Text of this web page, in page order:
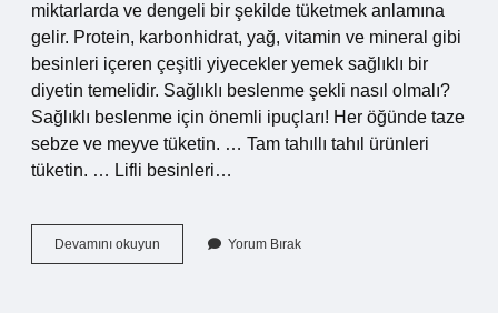
miktarlarda ve dengeli bir şekilde tüketmek anlamına
gelir. Protein, karbonhidrat, yağ, vitamin ve mineral gibi
besinleri içeren çeşitli yiyecekler yemek sağlıklı bir
diyetin temelidir. Sağlıklı beslenme şekli nasıl olmalı?
Sağlıklı beslenme için önemli ipuçları! Her öğünde taze
sebze ve meyve tüketin. … Tam tahıllı tahıl ürünleri
tüketin. … Lifli besinleri…
Devamını okuyun
Beslenme
Yorum Bırak